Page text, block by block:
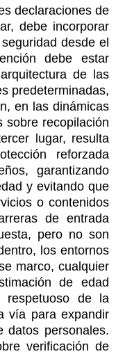
declaraciones de
debe incorporar
desde el
debe estar
de las
predeterminadas,
en las dinámicas
sobre recopilación
lugar, resulta
reforzada
garantizando
y evitando que
o contenidos
de entrada
pero no son
los entornos
marco, cualquier
de edad
respetuoso de la
vía para expandir
datos personales.
verificación de